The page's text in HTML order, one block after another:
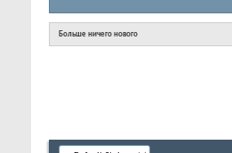
Больше ничего нового